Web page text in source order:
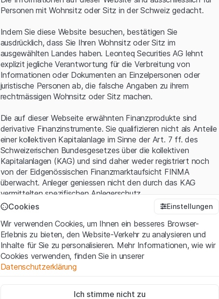
Serverfehler.
Personen mit Wohnsitz oder Sitz in der Schweiz gedacht.
Indem Sie diese Website besuchen, bestätigen Sie
ausdrücklich, dass Sie Ihren Wohnsitz oder Sitz im
ausgewählten Landes haben. Leonteq Securities AG lehnt
explizit jegliche Verantwortung für die Verbreitung von
Informationen oder Dokumenten an Einzelpersonen oder
juristische Personen ab, die falsche Angaben zu ihrem
rechtmässigen Wohnsitz oder Sitz machen.
Die auf dieser Webseite erwähnten Finanzprodukte sind
derivative Finanzinstrumente. Sie qualifizieren nicht als Anteile
einer kollektiven Kapitalanlage im Sinne der Art. 7 ff. des
Schweizerischen Bundesgesetzes über die kollektiven
Kapitalanlagen (KAG) und sind daher weder registriert noch
von der Eidgenössischen Finanzmarktaufsicht FINMA
überwacht. Anleger geniessen nicht den durch das KAG
vermittelten spezifischen Anlegerschutz.
Mit dem Zugriff auf diese Website der Leonteq Securities AG
(die "Website") erklären Sie, dass Sie die rechtlichen
Informationen und die wichtigen Hinweise und
Nutzungsbedingungenverstanden haben und akzeptieren.
Wenn Sie mit den Nutzungsbedingungen nicht einverstanden
Cookies Einstellungen
Wir verwenden Cookies, um Ihnen ein besseres Browser-
Erlebnis zu bieten, den Website-Verkehr zu analysieren und
Inhalte für Sie zu personalisieren. Mehr Informationen, wie wir
Cookies verwenden, finden Sie in unserer
Datenschutzerklärung
Diese Cookies sind für die Website erforderlich und können nicht
Ich stimme nicht zu